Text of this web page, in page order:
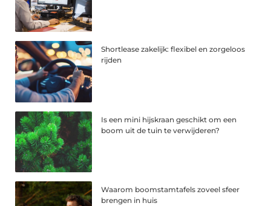
Shortlease zakelijk: flexibel en zorgeloos
rijden
Is een mini hijskraan geschikt om een
boom uit de tuin te verwijderen?
Waarom boomstamtafels zoveel sfeer
brengen in huis